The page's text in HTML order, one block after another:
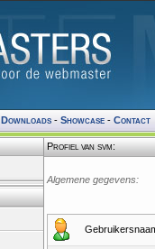
Downloads - Showcase - Contact
Profiel van svm:
Algemene gegevens: